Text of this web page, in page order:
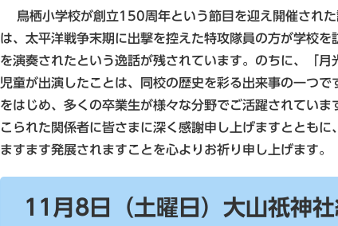
鳥栖小学校が創立150周年という節目を迎え開催された
は、太平洋戦争末期に出撃を控えた特攻隊員の方が学校
を演奏されたという逸話が残されています。のちに、「
児童が出演したことは、同校の歴史を彩る出来事の一つ
をはじめ、多くの卒業生が様々な分野でご活躍されてい
こられた関係者に皆さまに深く感謝申し上げますととも
ますます発展されますことを心よりお祈り申し上げます。
11月8日（土曜日）大山祇神